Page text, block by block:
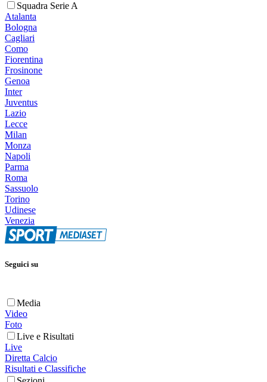
Squadra Serie A
Atalanta
Bologna
Cagliari
Como
Fiorentina
Frosinone
Genoa
Inter
Juventus
Lazio
Lecce
Milan
Monza
Napoli
Parma
Roma
Sassuolo
Torino
Udinese
Venezia
Seguici su
Media
Video
Foto
Live e Risultati
Live
Diretta Calcio
Risultati e Classifiche